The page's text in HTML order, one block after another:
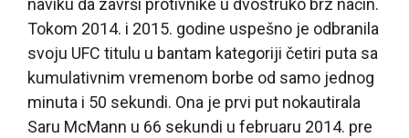
naviku da završi protivnike u dvostruko brz način.
Tokom 2014. i 2015. godine uspešno je odbranila
svoju UFC titulu u bantam kategoriji četiri puta sa
kumulativnim vremenom borbe od samo jednog
minuta i 50 sekundi. Ona je prvi put nokautirala
Saru McMann u 66 sekundi u februaru 2014. pre